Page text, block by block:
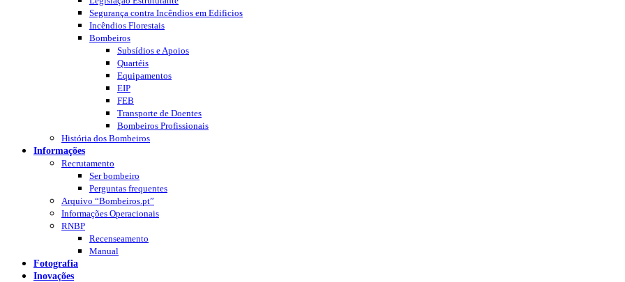
Segurança contra Incêndios em Edificios
Incêndios Florestais
Bombeiros
Subsídios e Apoios
Quartéis
Equipamentos
EIP
FEB
Transporte de Doentes
Bombeiros Profissionais
História dos Bombeiros
Informações
Recrutamento
Ser bombeiro
Perguntas frequentes
Arquivo “Bombeiros.pt”
Informações Operacionais
RNBP
Recenseamento
Manual
Fotografia
Inovações